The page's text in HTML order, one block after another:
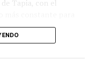
Tapia, con el
los
de aproximadamente
de alta